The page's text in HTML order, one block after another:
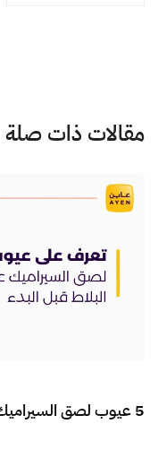
مقالات ذات صلة
5 عيوب لصق السيراميك على البلاط تندم عليها لاحقاً